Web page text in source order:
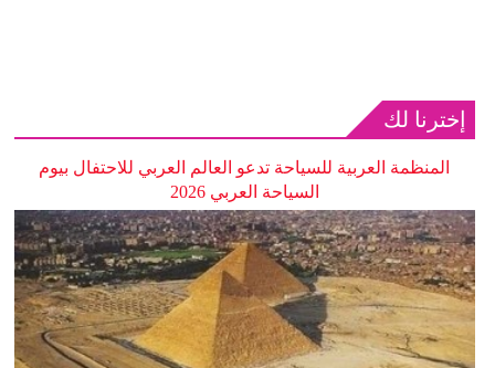
إخترنا لك
المنظمة العربية للسياحة تدعو العالم العربي للاحتفال بيوم
السياحة العربي 2026